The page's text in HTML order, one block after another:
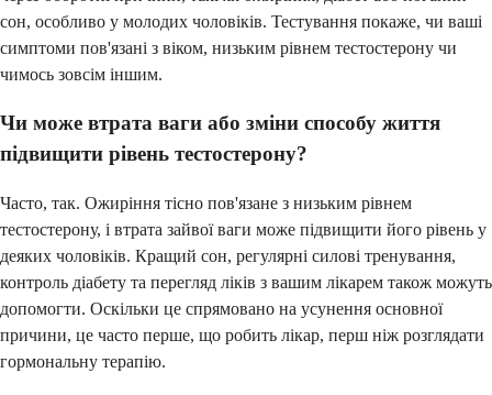
сон, особливо у молодих чоловіків. Тестування покаже, чи ваші
симптоми пов'язані з віком, низьким рівнем тестостерону чи
чимось зовсім іншим.
Чи може втрата ваги або зміни способу життя
підвищити рівень тестостерону?
Часто, так. Ожиріння тісно пов'язане з низьким рівнем
тестостерону, і втрата зайвої ваги може підвищити його рівень у
деяких чоловіків. Кращий сон, регулярні силові тренування,
контроль діабету та перегляд ліків з вашим лікарем також можуть
допомогти. Оскільки це спрямовано на усунення основної
причини, це часто перше, що робить лікар, перш ніж розглядати
гормональну терапію.